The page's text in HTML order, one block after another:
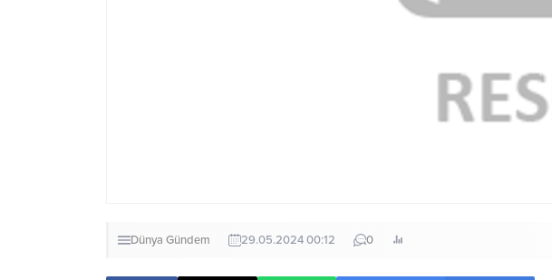
Dünya Gündem 29.05.2024 00:12 0